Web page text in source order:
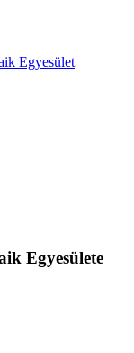
Egyesület
Egyesülete